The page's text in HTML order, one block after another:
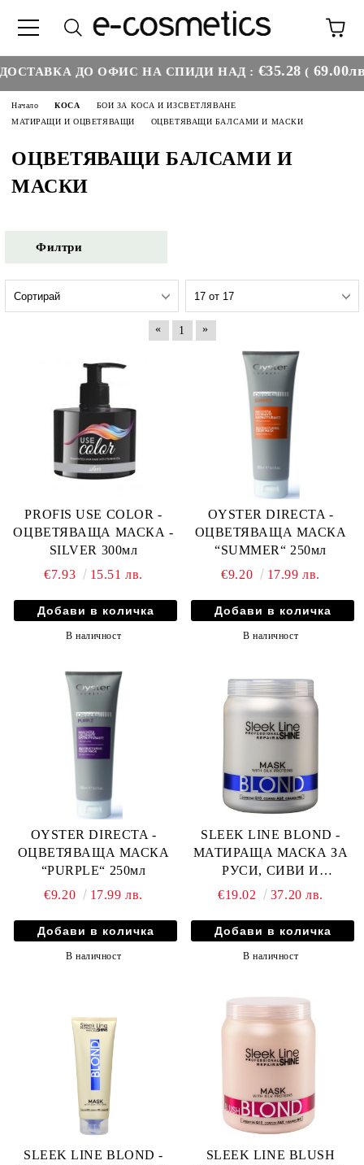
ДО ОФИС НА СПИДИ НАД :€35.28(69.00лв) /
Начало КОСА
БОИ ЗА КОСА И ИЗСВЕТЛЯВАНЕ
МАТИРАЩИ И ОЦВЕТЯВАЩИ
ОЦВЕТЯВАЩИ БАЛСАМИ И МАСКИ
ОЦВЕТЯВАЩИ БАЛСАМИ И
МАСКИ
Филтри
« 1 »
PROFIS USE COLOR -
ОЦВЕТЯВАЩА МАСКА -
SILVER 300мл
€7.93
15.51 лв.
В наличност
OYSTER DIRECTA -
ОЦВЕТЯВАЩА МАСКА
“SUMMER“ 250мл
€9.20
17.99 лв.
В наличност
OYSTER DIRECTA -
ОЦВЕТЯВАЩА МАСКА
“PURPLE“ 250мл
€9.20
17.99 лв.
В наличност
SLEEK LINE BLOND -
МАТИРАЩА МАСКА ЗА
РУСИ, СИВИ И
ИЗСВЕТЛЕНИ КОСИ С
ПРОТЕИНИ, КОЕНЗИМ
Q10 И СЕРАМИДИ 1000мл
€19.02 37.20 лв.
В наличност
SLEEK LINE BLOND -
SLEEK LINE BLUSH